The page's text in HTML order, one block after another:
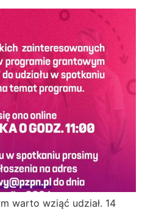
warto wziąć udział. 14